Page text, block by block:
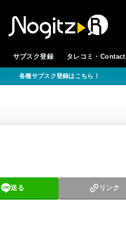
サブスク登録 タレコミ・Contact
各種サブスク登録はこちら！
送る リンク